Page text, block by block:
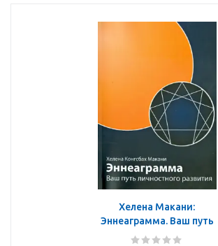
Хелена Макани:
Эннеаграмма. Ваш путь
личностного развития